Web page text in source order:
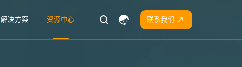
解决方案 资源中心 联系我们